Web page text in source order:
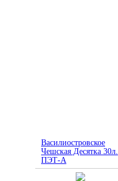
Василиостровское
Чешская Десятка 30л.
ПЭТ-А